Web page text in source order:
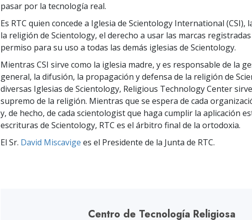
pasar por la tecnología real.
Es RTC quien concede a Iglesia de Scientology International (CSI),
la religión de Scientology, el derecho a usar las marcas
permiso para su uso a todas las demás iglesias de Scientology.
Mientras CSI sirve como la iglesia madre, y es responsable de la
general, la difusión, la propagación y defensa de la religión de
diversas Iglesias de Scientology, Religious Technology Center
supremo de la religión. Mientras que se espera de cada
y, de hecho, de cada scientologist que haga cumplir la aplicación
escrituras de Scientology, RTC es el árbitro final de la ortodoxia.
El Sr. David Miscavige es el Presidente de la Junta de RTC.
Centro de Tecnología Religiosa